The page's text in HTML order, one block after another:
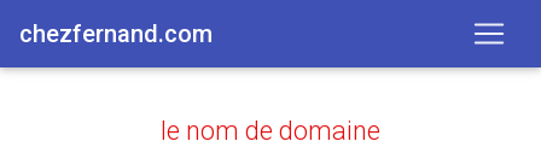
chezfernand.com
le nom de domaine